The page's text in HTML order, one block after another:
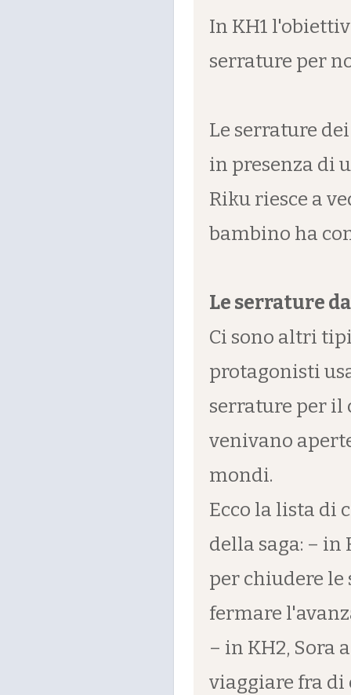
In KH1
serrature per
Le serrature
in presenza di
Riku riesce a
bambino ha
Le serrature
Ci sono altri
protagonisti
serrature per il
venivano
mondi.
Ecco la lista di
della saga: – in
per chiudere le
fermare
– in KH2, Sora
viaggiare fra di